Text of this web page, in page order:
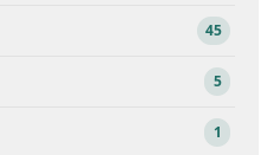
45
5
1